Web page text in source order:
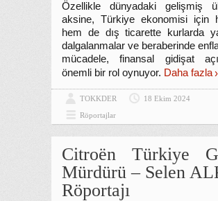
Özellikle dünyadaki gelişmiş
aksine, Türkiye ekonomisi için
hem de dış ticarette kurlarda
dalgalanmalar ve beraberinde
mücadele, finansal gidişat
önemli bir rol oynuyor. Daha fazla
TOKKDER
18 Ekim 2024
Röportajlar
Citroën Türkiye
Mürdürü – Selen
Röportajı